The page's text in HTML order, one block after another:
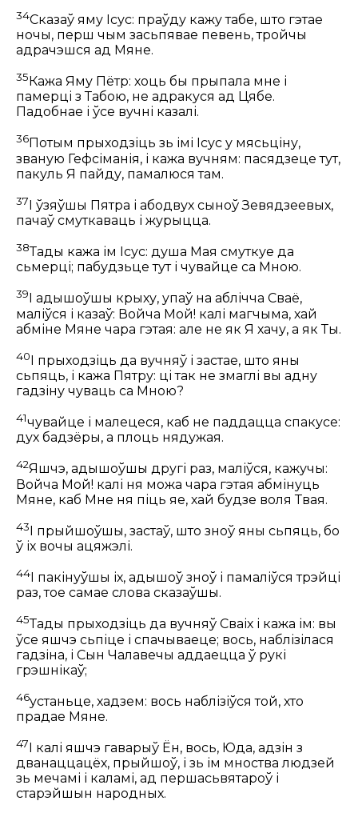
34Сказаў яму Ісус: праўду кажу табе, што гэтае
ночы, перш чым засьпявае певень, тройчы
адрачэшся ад Мяне.
35 Кажа Яму Пётр: хоць бы прыпала мне і
памерці з Табою, не адракуся ад Цябе.
Падобнае і ўсе вучні казалі.
36Потым прыходзіць зь імі Ісус у мясьціну,
званую Гефсіманія, і кажа вучням: пасядзеце тут,
пакуль Я пайду, памалюся там.
37І ўзяўшы Пятра і абодвух сыноў Зевядзеевых,
пачаў смуткаваць і журыцца.
38Тады кажа ім Ісус: душа Мая смуткуе да
сьмерці; пабудзьце тут і чувайце са Мною.
39
І адышоўшы крыху, упаў на аблічча Сваё,
маліўся і казаў: Войча Мой! калі магчыма, хай
абміне Мяне чара гэтая: але не як Я хачу, а як Ты.
40І прыходзіць да вучняў і застае, што яны
сьпяць, і кажа Пятру: ці так не змаглі вы адну
гадзіну чуваць са Мною?
41чувайце і малецеся, каб не паддацца спакусе:
дух бадзёры, а плоць нядужая.
42Яшчэ, адышоўшы другі раз, маліўся, кажучы:
Войча Мой! калі ня можа чара гэтая абмінуць
Мяне, каб Мне ня піць яе, хай будзе воля Твая.
43І прыйшоўшы, застаў, што зноў яны сьпяць, бо
ў іх вочы ацяжэлі.
44 І пакінуўшы іх, адышоў зноў і памаліўся трэйці
раз, тое самае слова сказаўшы.
45Тады прыходзіць да вучняў Сваіх і кажа ім: вы
ўсе яшчэ сьпіце і спачываеце; вось, наблізілася
гадзіна, і Сын Чалавечы аддаецца ў рукі
грэшнікаў;
46устаньце, хадзем: вось наблізіўся той, хто
прадае Мяне.
47
І калі яшчэ гаварыў Ён, вось, Юда, адзін з
дванаццацёх, прыйшоў, і зь ім мноства людзей
зь мечамі і каламі, ад першасьвятароў і
старэйшын народных.